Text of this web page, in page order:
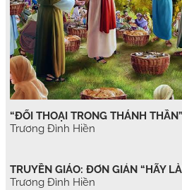
“ĐỐI THOẠI TRONG THÁNH THẦN”
Trương Đình Hiền
TRUYỀN GIÁO: ĐƠN GIẢN “HÃY
Trương Đình Hiền